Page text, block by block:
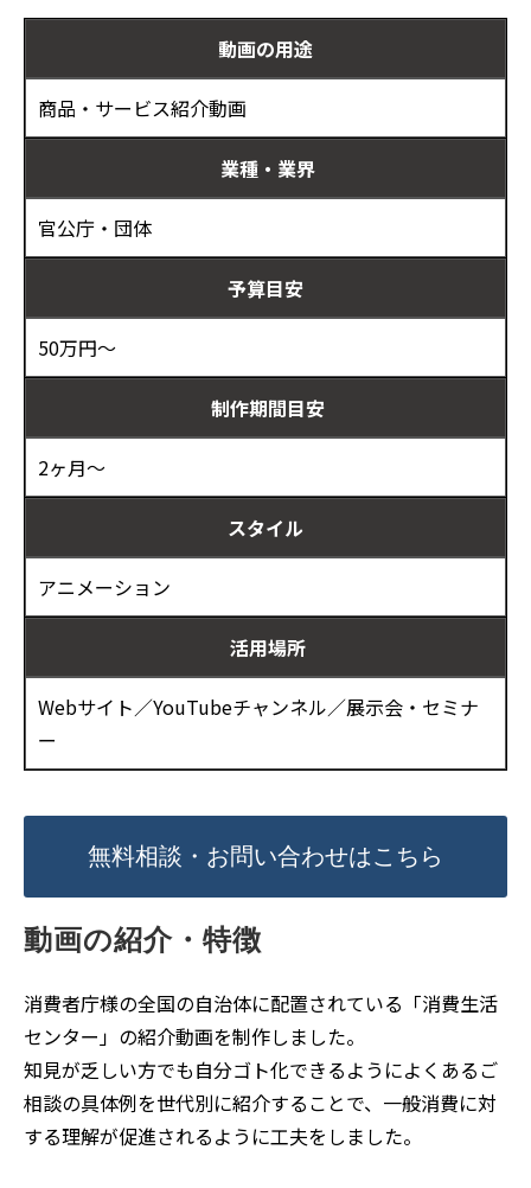
動画の用途
商品・サービス紹介動画
業種・業界
官公庁・団体
予算目安
50万円～
制作期間目安
2ヶ月～
スタイル
アニメーション
活用場所
Webサイト／YouTubeチャンネル／展示会・セミナ
ー
無料相談・お問い合わせはこちら
動画の紹介・特徴
消費者庁様の全国の自治体に配置されている「消費生活
センター」の紹介動画を制作しました。
知見が乏しい方でも自分ゴト化できるようによくあるご
相談の具体例を世代別に紹介することで、一般消費に対
する理解が促進されるように工夫をしました。